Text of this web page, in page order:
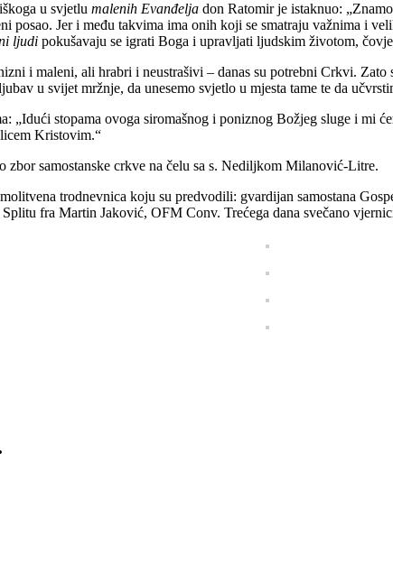
u svjetlu malenih Evanđelja don Ratomir je istaknuo:
posao. Jer i među takvima ima onih koji se smatraju važnima i
ljudi pokušavaju se igrati Boga i upravljati ljudskim životom,
i maleni, ali hrabri i neustrašivi – danas su potrebni Crkvi.
u svijet mržnje, da unesemo svjetlo u mjesta tame te da
„Idući stopama ovoga siromašnog i poniznog Božjeg sluge i mi
Kristovim.“
zbor samostanske crkve na čelu sa s. Nediljkom Milanović-Litre.
trodnevnica koju su predvodili: gvardijan samostana
Splitu fra Martin Jaković, OFM Conv. Trećega dana svečano